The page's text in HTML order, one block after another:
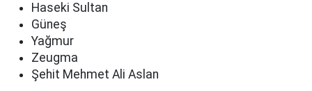
Haseki Sultan
Güneş
Yağmur
Zeugma
Şehit Mehmet Ali Aslan